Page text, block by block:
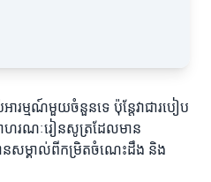
អារម្មណ៍មួយចំនួនទេ ប៉ុន្តែវាជារបៀប
ហរណៈរៀនសូត្រដែលមាន
ានសម្គាល់ពីកម្រិតចំណេះដឹង និង